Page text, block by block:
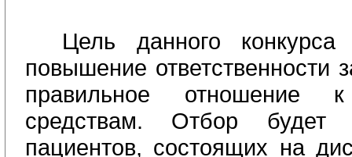
Цель данного
повышение ответственности
правильное отношение к
средствам. Отбор будет
пациентов, состоящих на